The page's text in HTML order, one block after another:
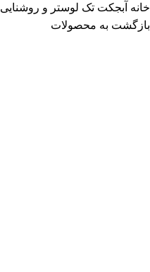
خانه آبجکت تک لوستر و روشنایی
بازگشت به محصولات